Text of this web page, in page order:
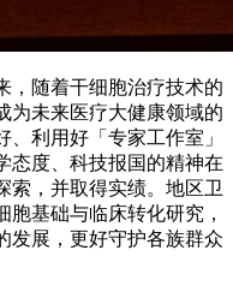
，随着干细胞治疗技术的
为未来医疗大健康领域的
利用好「专家工作室」
态度、科技报国的精神在
索，并取得实绩。地区卫
基础与临床转化研究，
发展，更好守护各族群众